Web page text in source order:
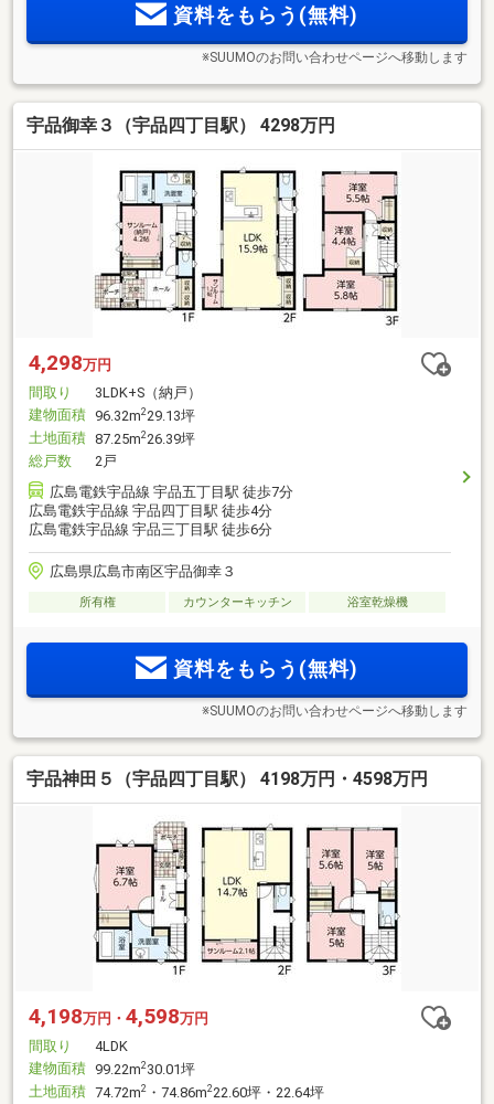
資料をもらう(無料)
※SUUMOのお問い合わせページへ移動します
宇品御幸３（宇品四丁目駅） 4298万円
4,298万円
間取り
3LDK+S（納戸）
建物面積 96.32m229.13坪
土地面積 87.25m226.39坪
総戸数
2戸
広島電鉄宇品線 宇品五丁目駅 徒歩7分
広島電鉄宇品線 宇品四丁目駅 徒歩4分
広島電鉄宇品線 宇品三丁目駅 徒歩6分
広島県広島市南区宇品御幸３
所有権 カウンターキッチン 浴室乾燥機
資料をもらう(無料)
※SUUMOのお問い合わせページへ移動します
宇品神田５（宇品四丁目駅） 4198万円・4598万円
4,198万円・ 4,598万円
間取り
4LDK
建物面積 99.22m2 30.01坪
土地面積 74.72m2 ・74.86m2 22.60坪・22.64坪